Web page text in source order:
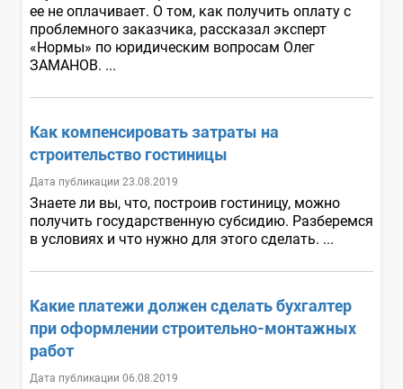
ее не оплачивает. О том, как получить оплату с
проблемного заказчика, рассказал эксперт
«Нормы» по юридическим вопросам Олег
ЗАМАНОВ. ...
Как компенсировать затраты на
строительство гостиницы
Дата публикации 23.08.2019
Знаете ли вы, что, построив гостиницу, можно
получить государственную субсидию. Разберемся
в условиях и что нужно для этого сделать. ...
Какие платежи должен сделать бухгалтер
при оформлении строительно-монтажных
работ
Дата публикации 06.08.2019